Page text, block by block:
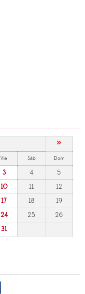
»
Vie Sáb Dom
3 4
5
10 11
12
17 18
19
24 25
26
31